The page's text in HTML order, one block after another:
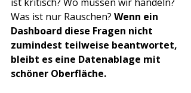
Was ist nur Rauschen? Wenn ein
Dashboard diese Fragen nicht
zumindest teilweise beantwortet,
bleibt es eine Datenablage mit
schöner Oberfläche.